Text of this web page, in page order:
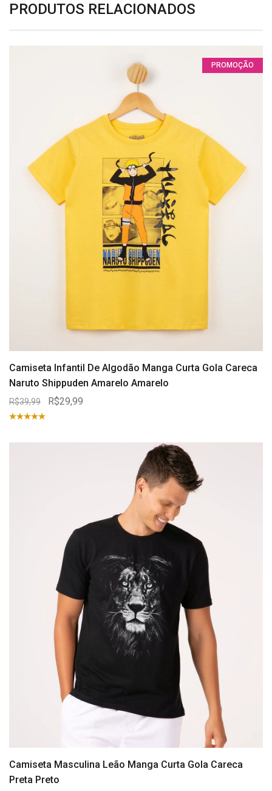
PRODUTOS RELACIONADOS
PROMOÇÃO
Camiseta Infantil De Algodão Manga Curta Gola Careca
Naruto Shippuden Amarelo Amarelo
R$39,99 R$29,99
Camiseta Masculina Leão Manga Curta Gola Careca
Preta Preto